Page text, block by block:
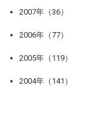
2007年（36）
2006年（77）
2005年（119）
2004年（141）